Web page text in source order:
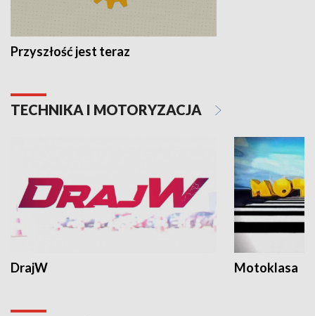
Przyszłość jest teraz
TECHNIKA I MOTORYZACJA
DrajW Motoklasa